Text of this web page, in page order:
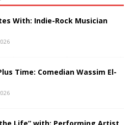
With: Indie-Rock Musician
Time: Comedian Wassim El-